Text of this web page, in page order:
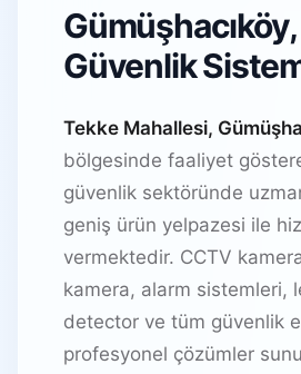
Güvenlik
Tekke Mahallesi,
bölgesinde faaliyet
güvenlik sektöründe
geniş ürün yelpazesi ile
vermektedir. CCTV
kamera, alarm sistemleri,
detector ve tüm güvenlik
profesyonel çözümler